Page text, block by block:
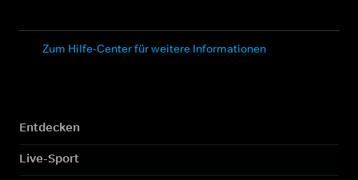
Zum Hilfe-Center für weitere Informationen
Entdecken
Live-Sport